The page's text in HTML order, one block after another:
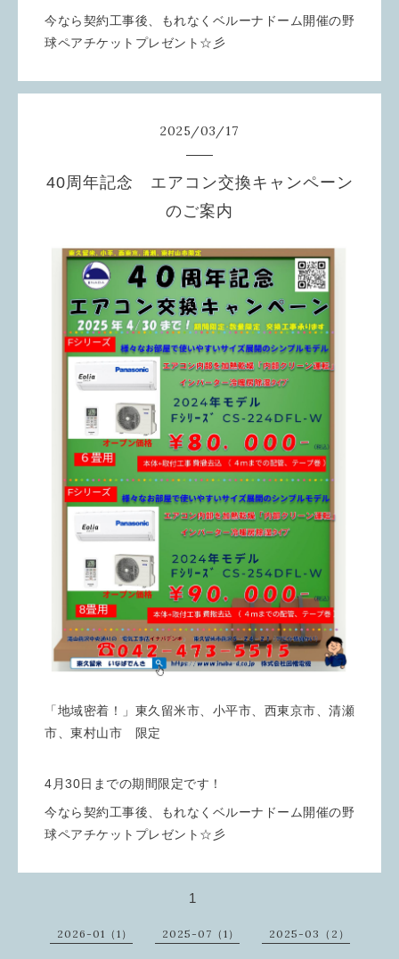
今なら契約工事後、もれなくベルーナドーム開催の野
球ペアチケットプレゼント☆彡
2025/03/17
40周年記念 エアコン交換キャンペーン
のご案内
「地域密着！」東久留米市、小平市、西東京市、清瀬
市、東村山市 限定
4月30日までの期間限定です！
今なら契約工事後、もれなくベルーナドーム開催の野
球ペアチケットプレゼント☆彡
1
2026-01（1） 2025-07（1） 2025-03（2）